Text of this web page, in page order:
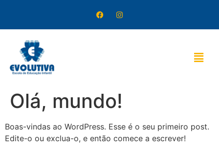
Olá, mundo!
Boas-vindas ao WordPress. Esse é o seu primeiro post.
Edite-o ou exclua-o, e então comece a escrever!